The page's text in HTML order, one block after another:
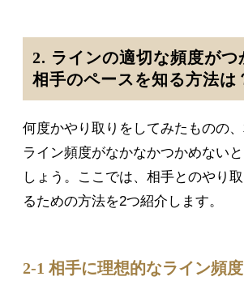
2. ラインの適切な頻度がつ
相手のペースを知る方法は
何度かやり取りをしてみたものの
ライン頻度がなかなかつかめない
しょう。ここでは、相手とのやり
るための方法を2つ紹介します。
2-1 相手に理想的なライン頻